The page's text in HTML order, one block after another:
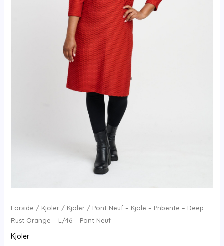
Forside / Kjoler/ Kjoler/ Pont Neuf – Kjole – Pnbente – Deep
Rust Orange – L/46 – Pont Neuf
Kjoler